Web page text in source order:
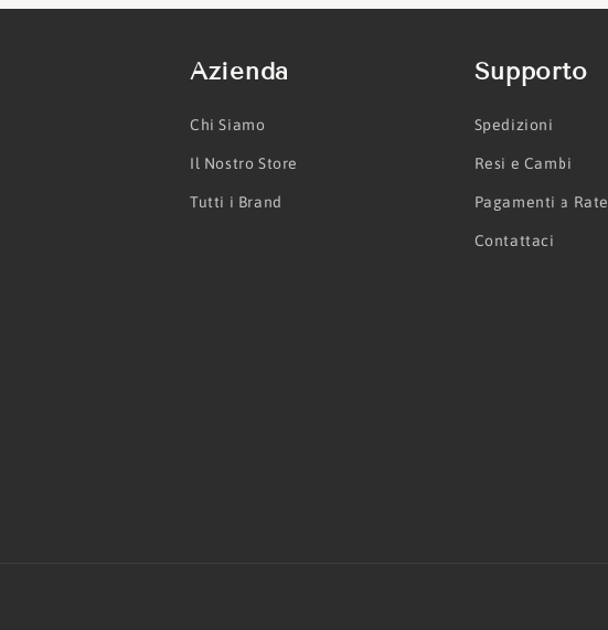
Azienda
Chi Siamo
Il Nostro Store
Tutti i Brand
Supporto
Spedizioni
Resi e Cambi
Pagamenti a Rate
Contattaci